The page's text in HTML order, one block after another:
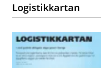
Logistikkartan